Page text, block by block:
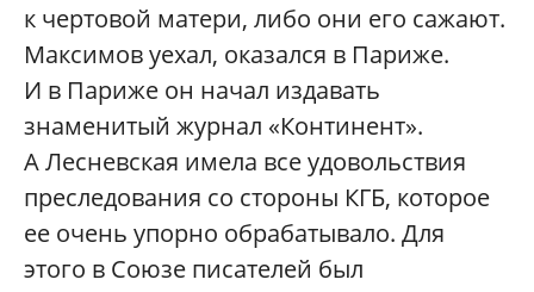
к чертовой матери, либо они его сажают.
Максимов уехал, оказался в Париже.
И в Париже он начал издавать
знаменитый журнал «Континент».
А Лесневская имела все удовольствия
преследования со стороны КГБ, которое
ее очень упорно обрабатывало. Для
этого в Союзе писателей был